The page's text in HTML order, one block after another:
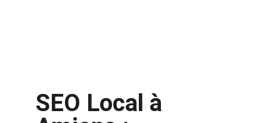
SEO Local à